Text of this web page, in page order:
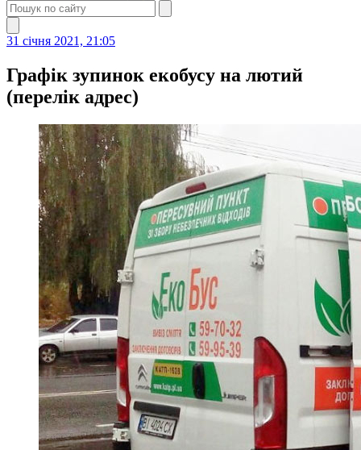
31 січня 2021, 21:05
Графік зупинок екобусу на лютий
(перелік адрес)